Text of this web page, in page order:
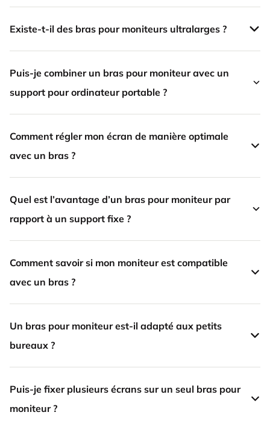
Existe-t-il des bras pour moniteurs ultralarges ?
Puis-je combiner un bras pour moniteur avec un
support pour ordinateur portable ?
Comment régler mon écran de manière optimale
avec un bras ?
Quel est l’avantage d’un bras pour moniteur par
rapport à un support fixe ?
Comment savoir si mon moniteur est compatible
avec un bras ?
Un bras pour moniteur est-il adapté aux petits
bureaux ?
Puis-je fixer plusieurs écrans sur un seul bras pour
moniteur ?